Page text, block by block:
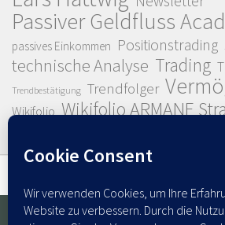
Passiver Geldfluss
passives Einkommen Positionstrading
technische Analyse Trading
Trendbestätigung Trendfolger
Wikifolio Wikifolio ARMANE